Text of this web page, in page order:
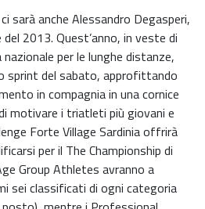
sarà anche Alessandro Degasperi,
2013. Quest’anno, in veste di
per le lunghe distanze,
sprint del sabato, approfittando
in compagnia in una cornice
motivare i triatleti più giovani e
Forte Village Sardinia offrirà
per il The Championship di
Group Athletes avranno a
sei classificati di ogni categoria